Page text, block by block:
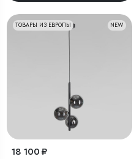
NEW
ТОВАРЫ ИЗ ЕВРОПЫ
18 100 ₽